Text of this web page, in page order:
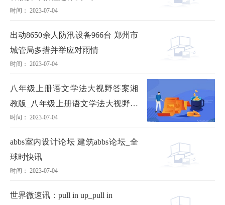
时间： 2023-07-04
出动8650余人防汛设备966台 郑州市
城管局多措并举应对雨情
时间： 2023-07-04
八年级上册语文学法大视野答案湘
教版_八年级上册语文学法大视野答
案
时间： 2023-07-04
abbs室内设计论坛 建筑abbs论坛_全
球时快讯
时间： 2023-07-04
世界微速讯：pull in up_pull in